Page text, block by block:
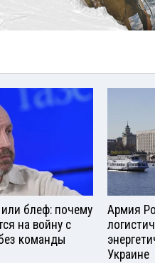
блеф: почему
на войну с
команды
Армия
Украине